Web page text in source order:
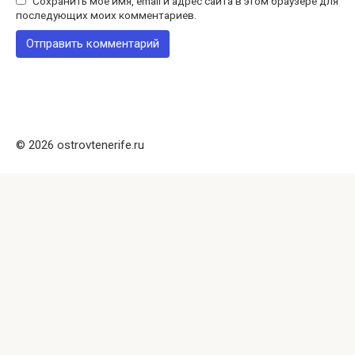
последующих моих комментариев.
© 2026 ostrovtenerife.ru